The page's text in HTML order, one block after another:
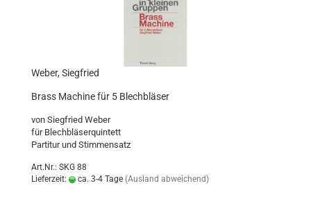
Weber, Siegfried
Brass Machine für 5 Blechbläser
von Siegfried Weber
für Blechbläserquintett
Partitur und Stimmensatz
Art.Nr.: SKG 88
Lieferzeit:
ca. 3-4 Tage (Ausland abweichend)